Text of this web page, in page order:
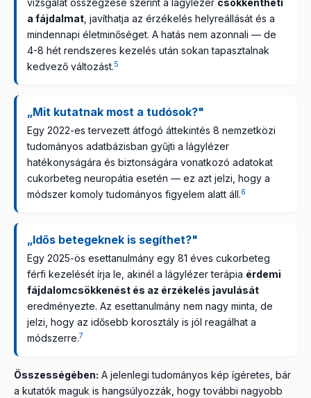
vizsgálat összegzése szerint a lágylézer csökkentheti
a fájdalmat, javíthatja az érzékelés helyreállását és a
mindennapi életminőséget. A hatás nem azonnali — de
4-8 hét rendszeres kezelés után sokan tapasztalnak
kedvező változást.5
„Mit kutatnak most a tudósok?"
Egy 2022-es tervezett átfogó áttekintés 8 nemzetközi
tudományos adatbázisban gyűjti a lágylézer
hatékonyságára és biztonságára vonatkozó adatokat
cukorbeteg neuropátia esetén — ez azt jelzi, hogy a
módszer komoly tudományos figyelem alatt áll.6
„Idős betegeknek is segíthet?"
Egy 2025-ös esettanulmány egy 81 éves cukorbeteg
férfi kezelését írja le, akinél a lágylézer terápia érdemi
fájdalomcsökkenést és az érzékelés javulását
eredményezte. Az esettanulmány nem nagy minta, de
jelzi, hogy az idősebb korosztály is jól reagálhat a
módszerre.7
Összességében: A jelenlegi tudományos kép ígéretes, bár
a kutatók maguk is hangsúlyozzák, hogy további nagyobb